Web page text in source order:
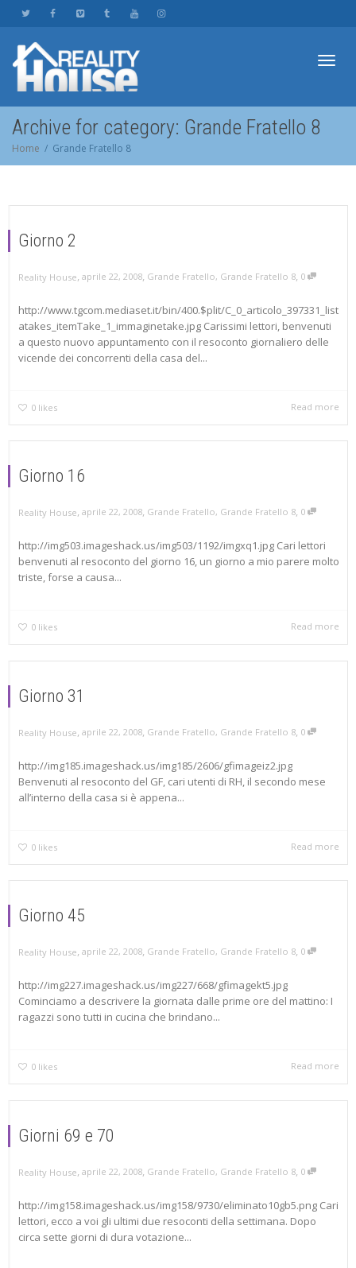
Archive for category: Grande Fratello 8
Home Grande Fratello 8
Giorno 2
Reality House, aprile 22, 2008, Grande Fratello, Grande Fratello 8, 0
http://www.tgcom.mediaset.it/bin/400.$plit/C_0_articolo_397331_list
atakes_itemTake_1_immaginetake.jpg Carissimi lettori, benvenuti
a questo nuovo appuntamento con il resoconto giornaliero delle
vicende dei concorrenti della casa del...
0 likes Read more
Giorno 16
Reality House, aprile 22, 2008, Grande Fratello, Grande Fratello 8, 0
http://img503.imageshack.us/img503/1192/imgxq1.jpg Cari lettori
benvenuti al resoconto del giorno 16, un giorno a mio parere molto
triste, forse a causa...
0 likes Read more
Giorno 31
Reality House, aprile 22, 2008, Grande Fratello, Grande Fratello 8, 0
http://img185.imageshack.us/img185/2606/gfimageiz2.jpg
Benvenuti al resoconto del GF, cari utenti di RH, il secondo mese
all’interno della casa si è appena...
0 likes Read more
Giorno 45
Reality House, aprile 22, 2008, Grande Fratello, Grande Fratello 8, 0
http://img227.imageshack.us/img227/668/gfimagekt5.jpg
Cominciamo a descrivere la giornata dalle prime ore del mattino: I
ragazzi sono tutti in cucina che brindano...
0 likes Read more
Giorni 69 e 70
Reality House, aprile 22, 2008, Grande Fratello, Grande Fratello 8, 0
http://img158.imageshack.us/img158/9730/eliminato10gb5.png Cari
lettori, ecco a voi gli ultimi due resoconti della settimana. Dopo
circa sette giorni di dura votazione...